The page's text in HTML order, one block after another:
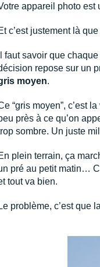
appareil photo est
c’est justement là
Il faut savoir que
repose sur un
moyen.
“gris moyen”, c’est
près à ce qu’on
sombre. Un juste
plein terrain, ça
pré au petit matin…
tout va bien.
Le problème, c’est que